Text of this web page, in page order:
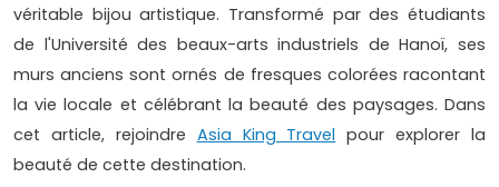
véritable bijou artistique. Transformé par des étudiants
de l'Université des beaux-arts industriels de Hanoï, ses
murs anciens sont ornés de fresques colorées racontant
la vie locale et célébrant la beauté des paysages. Dans
cet article, rejoindre Asia King Travel pour explorer la
beauté de cette destination.